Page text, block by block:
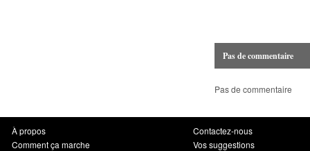
Pas de commentaire
Pas de commentaire
À propos
Comment ça marche
Contactez-nous
Vos suggestions